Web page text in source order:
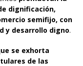
dignificación,
semifijo, con
y desarrollo digno.
se exhorta
de las